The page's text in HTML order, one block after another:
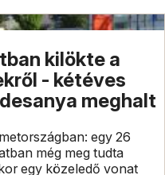
kilökte a
- kétéves
meghalt
egy 26
még meg tudta
egy közeledő vonat